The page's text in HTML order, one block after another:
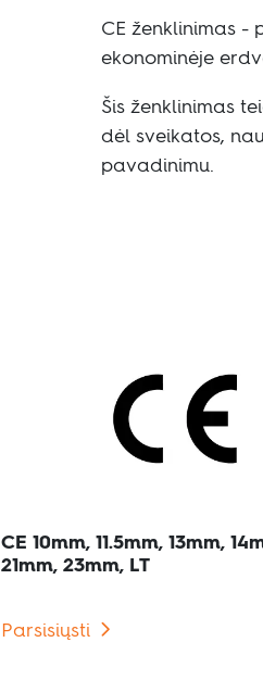
CE ženklinimas -
ekonominėje
Šis ženklinimas
dėl sveikatos,
pavadinimu.
CE 10mm, 11.5mm, 13mm,
21mm, 23mm, LT
Parsisiųsti